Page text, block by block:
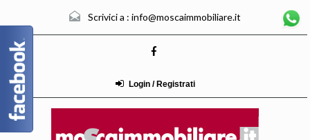
Scrivici a : info@moscaimmobiliare.it
Login / Registrati